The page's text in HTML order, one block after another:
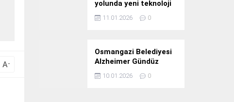
A-
yolunda yeni teknoloji
yatırımı
11.01.2026 0
Osmangazi Belediyesi
Alzheimer Gündüz
Bakım Evi 3. Yılını
Kutladı
10.01.2026 0